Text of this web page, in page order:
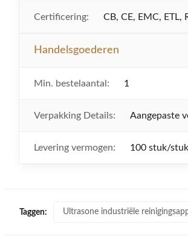
Certificering: CB, CE, EMC, ETL,
Handelsgoederen
Min. bestelaantal: 1
Verpakking Details: Aangepaste
Levering vermogen: 100 stuk/
Taggen: Ultrasone industriële